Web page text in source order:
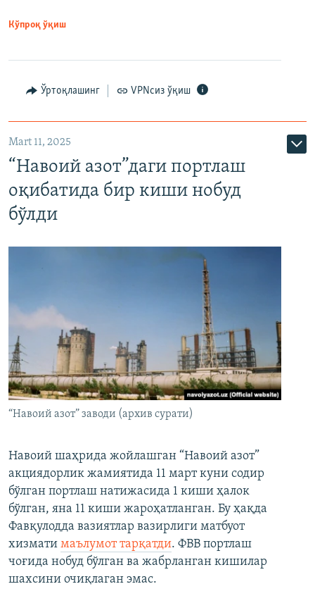
Кўпроқ ўқиш
Ўртоқлашинг VPNсиз ўқиш
Mart 11, 2025
“Навоий азот”даги портлаш
оқибатида бир киши нобуд
бўлди
“Навоий азот” заводи (архив сурати)
Навоий шаҳрида жойлашган “Навоий азот”
акциядорлик жамиятида 11 март куни содир
бўлган портлаш натижасида 1 киши ҳалок
бўлган, яна 11 киши жароҳатланган. Бу ҳақда
Фавқулодда вазиятлар вазирлиги матбуот
хизмати маълумот тарқатди. ФВВ портлаш
чоғида нобуд бўлган ва жабрланган кишилар
шахсини очиқлаган эмас.